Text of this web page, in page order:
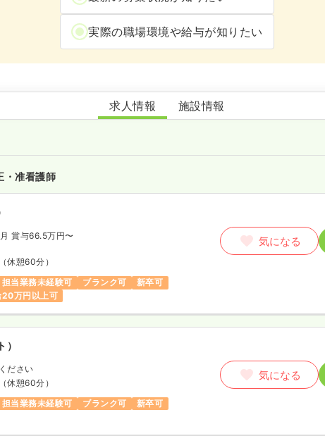
実際の職場環境や給与が知りたい
有料老人ホームいずみの里
求人情報 施設情報
・准看護師
賞与66.5万円〜
（休憩60分）
担当業務未経験可 ブランク可
新卒可
20万円以上可
気になる
ださい
（休憩60分）
担当業務未経験可 ブランク可
新卒可
気になる